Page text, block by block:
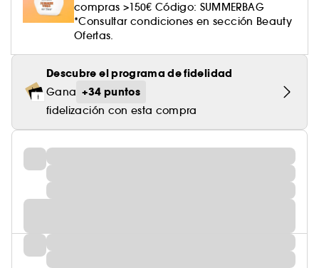
compras >150€ Código: SUMMERBAG
*Consultar condiciones en sección Beauty
Ofertas.
Descubre el programa de fidelidad
Gana +34 puntos
fidelización con esta compra